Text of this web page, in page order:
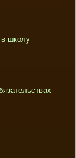
в школу